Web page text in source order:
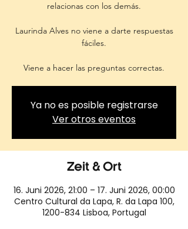
relacionas con los demás.
Laurinda Alves no viene a darte respuestas
fáciles.
Viene a hacer las preguntas correctas.
Ya no es posible registrarse
Ver otros eventos
Zeit & Ort
16. Juni 2026, 21:00 – 17. Juni 2026, 00:00
Centro Cultural da Lapa, R. da Lapa 100,
1200-834 Lisboa, Portugal